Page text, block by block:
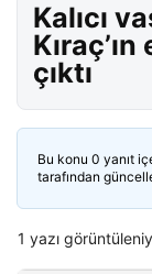
Kalıcı
çıktı
Bu konu 0 yanıt
tarafından
1 yazı